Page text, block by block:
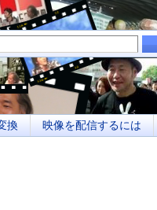
取り組み、地域メディアとして
換 映像を配信するには